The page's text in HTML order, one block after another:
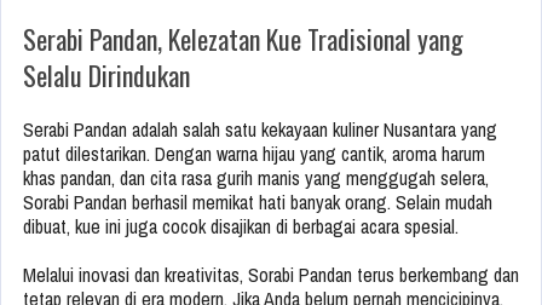
Serabi Pandan, Kelezatan Kue Tradisional yang
Selalu Dirindukan
Serabi Pandan adalah salah satu kekayaan kuliner Nusantara yang
patut dilestarikan. Dengan warna hijau yang cantik, aroma harum
khas pandan, dan cita rasa gurih manis yang menggugah selera,
Sorabi Pandan berhasil memikat hati banyak orang. Selain mudah
dibuat, kue ini juga cocok disajikan di berbagai acara spesial.
Melalui inovasi dan kreativitas, Sorabi Pandan terus berkembang dan
tetap relevan di era modern. Jika Anda belum pernah mencicipinya,